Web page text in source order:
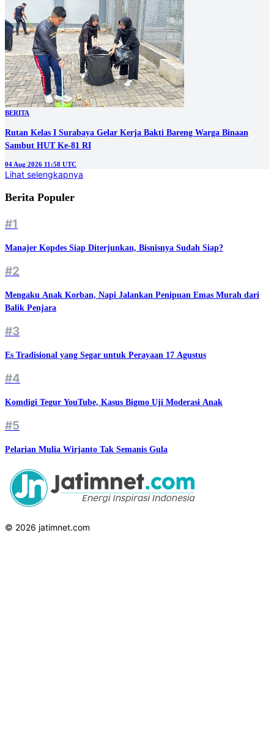
BERITA
Rutan Kelas I Surabaya Gelar Kerja Bakti Bareng Warga Binaan
Sambut HUT Ke-81 RI
04 Aug 2026 11:58 UTC
Lihat selengkapnya
Berita Populer
#1
Manajer Kopdes Siap Diterjunkan, Bisnisnya Sudah Siap?
#2
Mengaku Anak Korban, Napi Jalankan Penipuan Emas Murah dari
Balik Penjara
#3
Es Tradisional yang Segar untuk Perayaan 17 Agustus
#4
Komdigi Tegur YouTube, Kasus Bigmo Uji Moderasi Anak
#5
Pelarian Mulia Wirjanto Tak Semanis Gula
© 2026 jatimnet.com